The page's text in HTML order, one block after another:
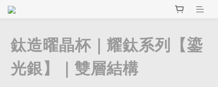
鈦造曜晶杯｜耀鈦系列【鎏
光銀】｜雙層結構